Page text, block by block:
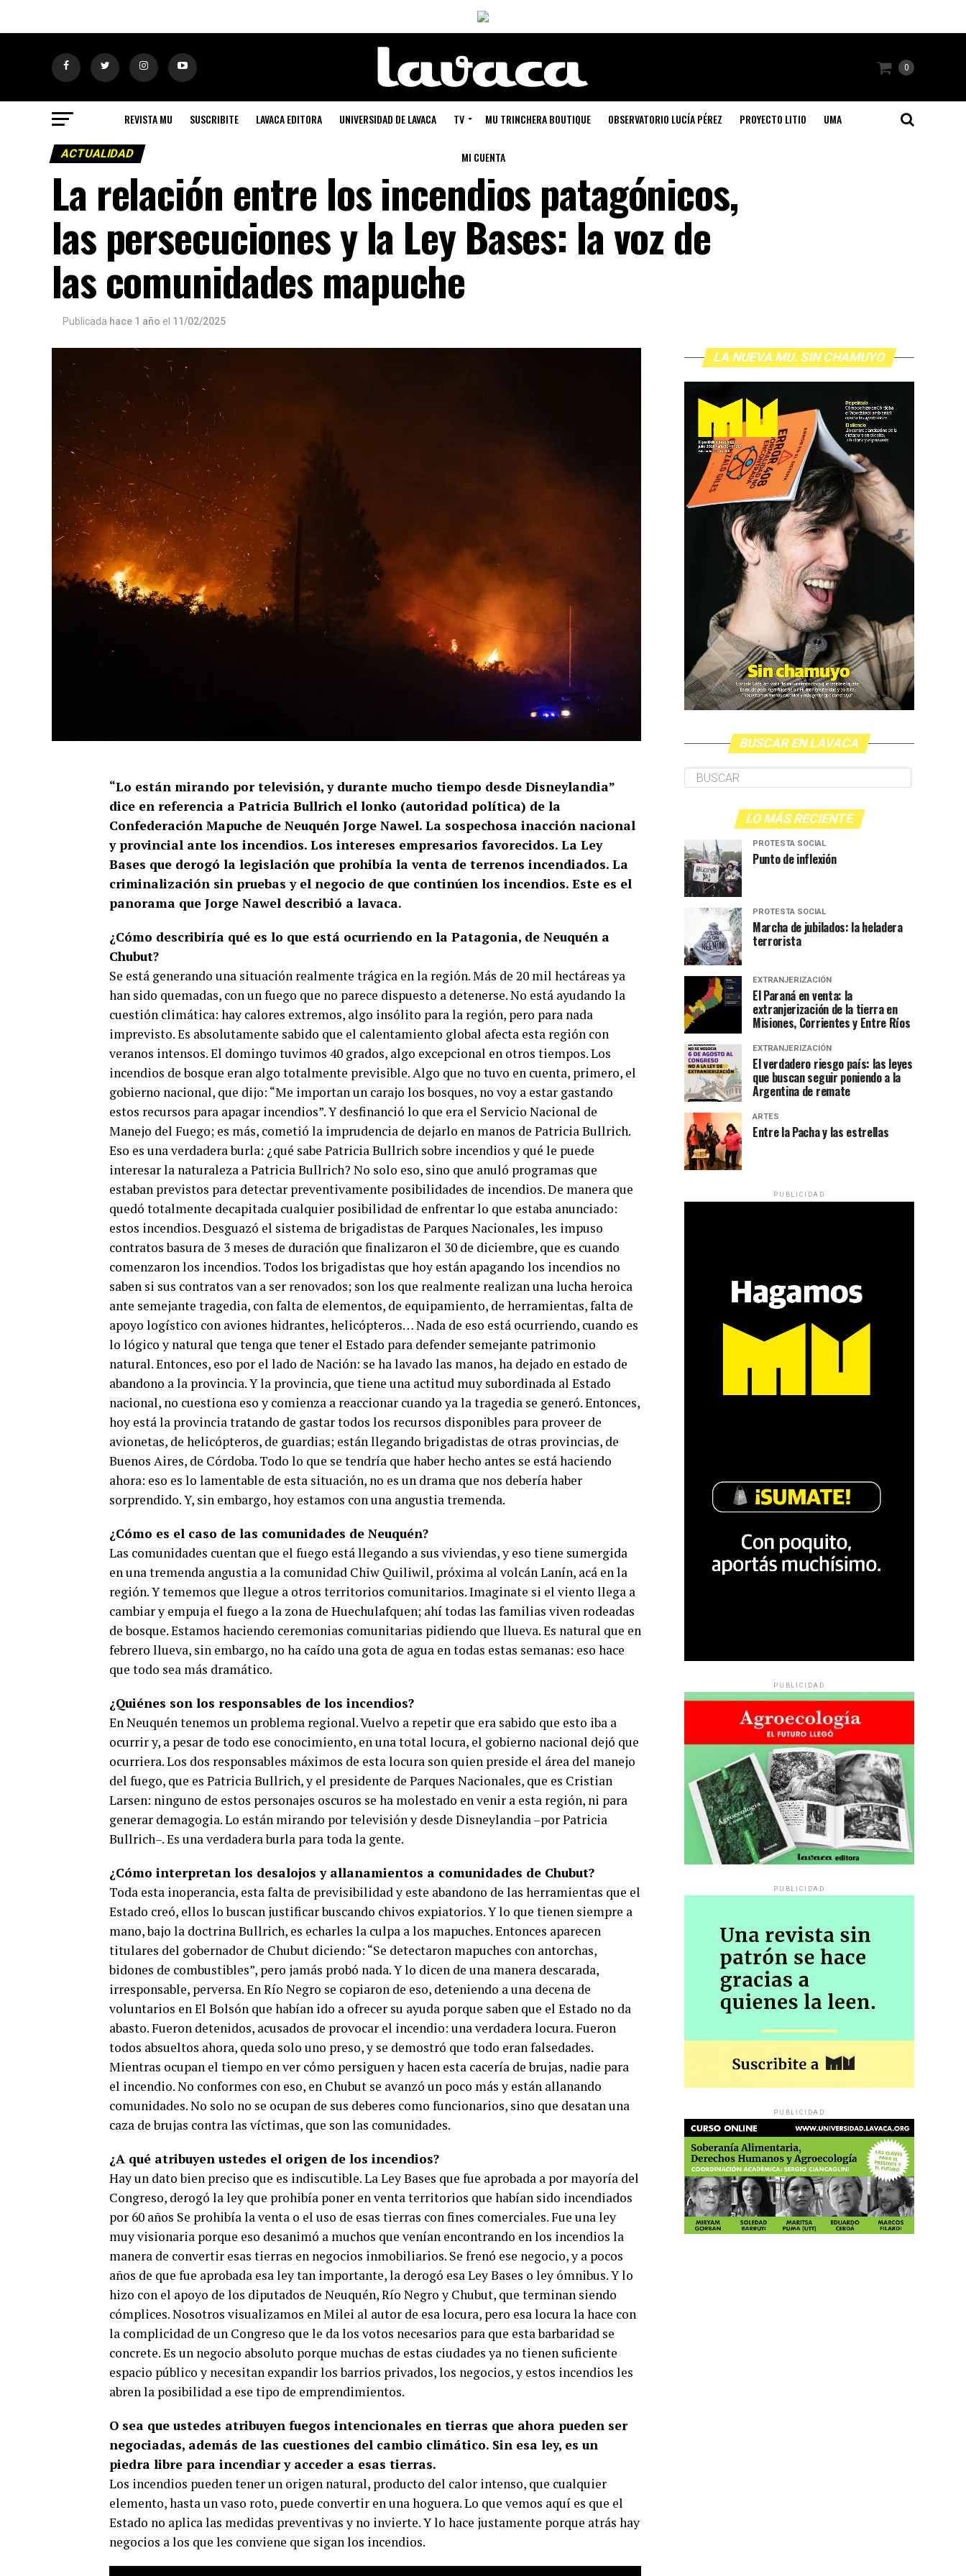
0
REVISTA MU SUSCRIBITE LAVACA EDITORA UNIVERSIDAD DE LAVACA TV MU TRINCHERA BOUTIQUE OBSERVATORIO LUCÍA PÉREZ PROYECTO LITIO UMA
MI CUENTA
ACTUALIDAD
La relación entre los incendios patagónicos,
las persecuciones y la Ley Bases: la voz de
las comunidades mapuche
Publicada hace 1 año el 11/02/2025
“Lo están mirando por televisión, y durante mucho tiempo desde Disneylandia”
dice en referencia a Patricia Bullrich el lonko (autoridad política) de la
Confederación Mapuche de Neuquén Jorge Nawel. La sospechosa inacción nacional
y provincial ante los incendios. Los intereses empresarios favorecidos. La Ley
Bases que derogó la legislación que prohibía la venta de terrenos incendiados. La
criminalización sin pruebas y el negocio de que continúen los incendios. Este es el
panorama que Jorge Nawel describió a lavaca.
¿Cómo describiría qué es lo que está ocurriendo en la Patagonia, de Neuquén a
Chubut?
Se está generando una situación realmente trágica en la región. Más de 20 mil hectáreas ya
han sido quemadas, con un fuego que no parece dispuesto a detenerse. No está ayudando la
cuestión climática: hay calores extremos, algo insólito para la región, pero para nada
imprevisto. Es absolutamente sabido que el calentamiento global afecta esta región con
veranos intensos. El domingo tuvimos 40 grados, algo excepcional en otros tiempos. Los
incendios de bosque eran algo totalmente previsible. Algo que no tuvo en cuenta, primero, el
gobierno nacional, que dijo: “Me importan un carajo los bosques, no voy a estar gastando
estos recursos para apagar incendios”. Y desfinanció lo que era el Servicio Nacional de
Manejo del Fuego; es más, cometió la imprudencia de dejarlo en manos de Patricia Bullrich.
Eso es una verdadera burla: ¿qué sabe Patricia Bullrich sobre incendios y qué le puede
interesar la naturaleza a Patricia Bullrich? No solo eso, sino que anuló programas que
estaban previstos para detectar preventivamente posibilidades de incendios. De manera que
quedó totalmente decapitada cualquier posibilidad de enfrentar lo que estaba anunciado:
estos incendios. Desguazó el sistema de brigadistas de Parques Nacionales, les impuso
contratos basura de 3 meses de duración que finalizaron el 30 de diciembre, que es cuando
comenzaron los incendios. Todos los brigadistas que hoy están apagando los incendios no
saben si sus contratos van a ser renovados; son los que realmente realizan una lucha heroica
ante semejante tragedia, con falta de elementos, de equipamiento, de herramientas, falta de
apoyo logístico con aviones hidrantes, helicópteros… Nada de eso está ocurriendo, cuando es
lo lógico y natural que tenga que tener el Estado para defender semejante patrimonio
natural. Entonces, eso por el lado de Nación: se ha lavado las manos, ha dejado en estado de
abandono a la provincia. Y la provincia, que tiene una actitud muy subordinada al Estado
nacional, no cuestiona eso y comienza a reaccionar cuando ya la tragedia se generó. Entonces,
hoy está la provincia tratando de gastar todos los recursos disponibles para proveer de
avionetas, de helicópteros, de guardias; están llegando brigadistas de otras provincias, de
Buenos Aires, de Córdoba. Todo lo que se tendría que haber hecho antes se está haciendo
ahora: eso es lo lamentable de esta situación, no es un drama que nos debería haber
sorprendido. Y, sin embargo, hoy estamos con una angustia tremenda.
¿Cómo es el caso de las comunidades de Neuquén?
Las comunidades cuentan que el fuego está llegando a sus viviendas, y eso tiene sumergida
en una tremenda angustia a la comunidad Chiw Quiliwil, próxima al volcán Lanín, acá en la
región. Y tememos que llegue a otros territorios comunitarios. Imaginate si el viento llega a
cambiar y empuja el fuego a la zona de Huechulafquen; ahí todas las familias viven rodeadas
de bosque. Estamos haciendo ceremonias comunitarias pidiendo que llueva. Es natural que en
febrero llueva, sin embargo, no ha caído una gota de agua en todas estas semanas: eso hace
que todo sea más dramático.
¿Quiénes son los responsables de los incendios?
En Neuquén tenemos un problema regional. Vuelvo a repetir que era sabido que esto iba a
ocurrir y, a pesar de todo ese conocimiento, en una total locura, el gobierno nacional dejó que
ocurriera. Los dos responsables máximos de esta locura son quien preside el área del manejo
del fuego, que es Patricia Bullrich, y el presidente de Parques Nacionales, que es Cristian
Larsen: ninguno de estos personajes oscuros se ha molestado en venir a esta región, ni para
generar demagogia. Lo están mirando por televisión y desde Disneylandia –por Patricia
Bullrich–. Es una verdadera burla para toda la gente.
¿Cómo interpretan los desalojos y allanamientos a comunidades de Chubut?
Toda esta inoperancia, esta falta de previsibilidad y este abandono de las herramientas que el
Estado creó, ellos lo buscan justificar buscando chivos expiatorios. Y lo que tienen siempre a
mano, bajo la doctrina Bullrich, es echarles la culpa a los mapuches. Entonces aparecen
titulares del gobernador de Chubut diciendo: “Se detectaron mapuches con antorchas,
bidones de combustibles”, pero jamás probó nada. Y lo dicen de una manera descarada,
irresponsable, perversa. En Río Negro se copiaron de eso, deteniendo a una decena de
voluntarios en El Bolsón que habían ido a ofrecer su ayuda porque saben que el Estado no da
abasto. Fueron detenidos, acusados de provocar el incendio: una verdadera locura. Fueron
todos absueltos ahora, queda solo uno preso, y se demostró que todo eran falsedades.
Mientras ocupan el tiempo en ver cómo persiguen y hacen esta cacería de brujas, nadie para
el incendio. No conformes con eso, en Chubut se avanzó un poco más y están allanando
comunidades. No solo no se ocupan de sus deberes como funcionarios, sino que desatan una
caza de brujas contra las víctimas, que son las comunidades.
¿A qué atribuyen ustedes el origen de los incendios?
Hay un dato bien preciso que es indiscutible. La Ley Bases que fue aprobada a por mayoría del
Congreso, derogó la ley que prohibía poner en venta territorios que habían sido incendiados
por 60 años Se prohibía la venta o el uso de esas tierras con fines comerciales. Fue una ley
muy visionaria porque eso desanimó a muchos que venían encontrando en los incendios la
manera de convertir esas tierras en negocios inmobiliarios. Se frenó ese negocio, y a pocos
años de que fue aprobada esa ley tan importante, la derogó esa Ley Bases o ley ómnibus. Y lo
hizo con el apoyo de los diputados de Neuquén, Río Negro y Chubut, que terminan siendo
cómplices. Nosotros visualizamos en Milei al autor de esa locura, pero esa locura la hace con
la complicidad de un Congreso que le da los votos necesarios para que esta barbaridad se
concrete. Es un negocio absoluto porque muchas de estas ciudades ya no tienen suficiente
espacio público y necesitan expandir los barrios privados, los negocios, y estos incendios les
abren la posibilidad a ese tipo de emprendimientos.
O sea que ustedes atribuyen fuegos intencionales en tierras que ahora pueden ser
negociadas, además de las cuestiones del cambio climático. Sin esa ley, es un
piedra libre para incendiar y acceder a esas tierras.
Los incendios pueden tener un origen natural, producto del calor intenso, que cualquier
elemento, hasta un vaso roto, puede convertir en una hoguera. Lo que vemos aquí es que el
Estado no aplica las medidas preventivas y no invierte. Y lo hace justamente porque atrás hay
negocios a los que les conviene que sigan los incendios.
LA NUEVA MU. SIN CHAMUYO
BUSCAR EN LAVACA
LO MÁS RECIENTE
PROTESTA SOCIAL
Punto de inflexión
PROTESTA SOCIAL
Marcha de jubilados: la heladera
terrorista
EXTRANJERIZACIÓN
El Paraná en venta: la
extranjerización de la tierra en
Misiones, Corrientes y Entre Ríos
EXTRANJERIZACIÓN
El verdadero riesgo país: las leyes
que buscan seguir poniendo a la
Argentina de remate
ARTES
Entre la Pacha y las estrellas
PUBLICIDAD
PUBLICIDAD
PUBLICIDAD
PUBLICIDAD